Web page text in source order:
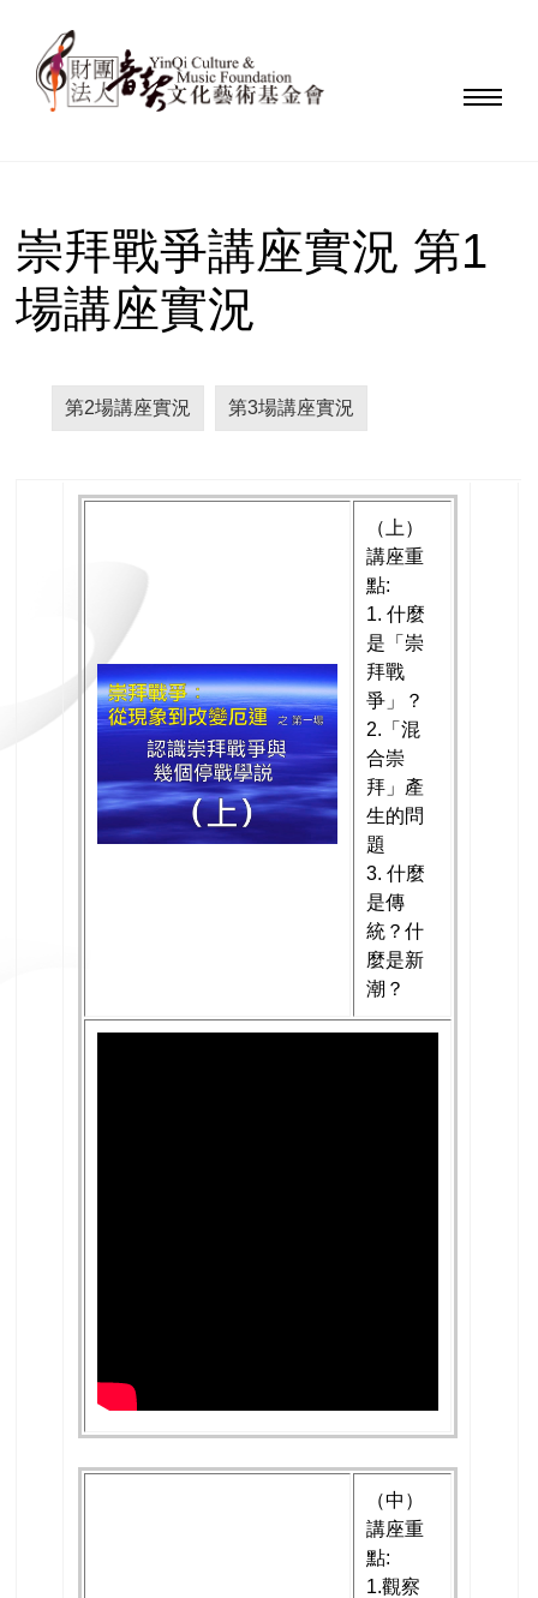
崇拜戰爭講座實況 第1
場講座實況
第2場講座實況 第3場講座實況
（上）
講座重
點:
1. 什麼
是「崇
拜戰
爭」？
2.「混
合崇
拜」產
生的問
題
3. 什麼
是傳
統？什
麼是新
潮？
（中）
講座重
點:
1.觀察